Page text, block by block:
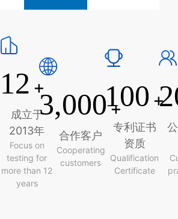
12 +
成立于
2013年
Focus on
testing for
more than 12
years
3,000+
合作客户
Cooperating
customers
100 +
专利证书
资质
Qualification
Certificate